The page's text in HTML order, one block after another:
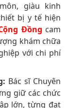
giàu kinh
bị y tế hiện
Đồng cam
khám chữa
với chi phí
Bác sĩ Chuyên
giữ các chức
lớn, từng đạt